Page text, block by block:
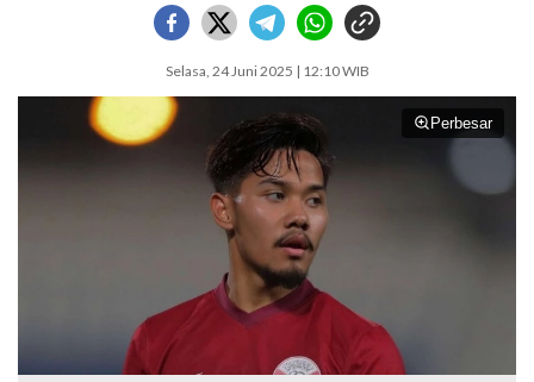
Selasa, 24 Juni 2025 | 12:10 WIB
Perbesar